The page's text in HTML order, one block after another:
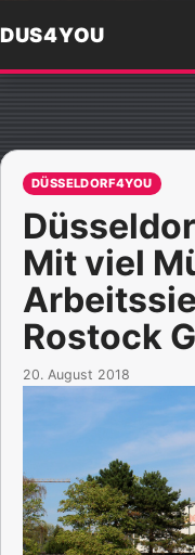
DUS4YOU
DÜSSELDORF4YOU
Mit viel
Rostock
20. August 2018